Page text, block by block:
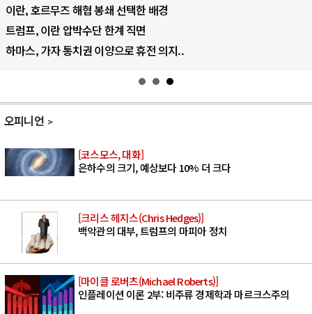
AI 데이터센터 반대 투쟁은 새로운 글로..
AI의 숨은 환경 비용: 데이터센터 확산..
AI는 어떻게 미국 민주주의를 잠식하고 ..
오피니언
[코스모스, 대화]
은하수의 크기, 예상보다 10% 더 크다
[크리스 헤지스(Chris Hedges)]
백악관의 대부, 트럼프의 마피아 정치
[마이클 로버츠(Michael Roberts)]
인플레이션 이론 2부: 비주류 경제학과 마르크스주의